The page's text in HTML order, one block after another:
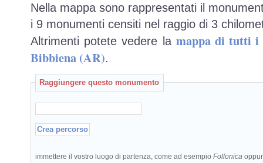
Nella mappa sono rappresentati il
i 9 monumenti censiti nel raggio di 3
Altrimenti potete vedere la mappa di tutti i
Bibbiena (AR).
Raggiungere questo monumento
immettere il vostro luogo di partenza, come ad esempio Follonica